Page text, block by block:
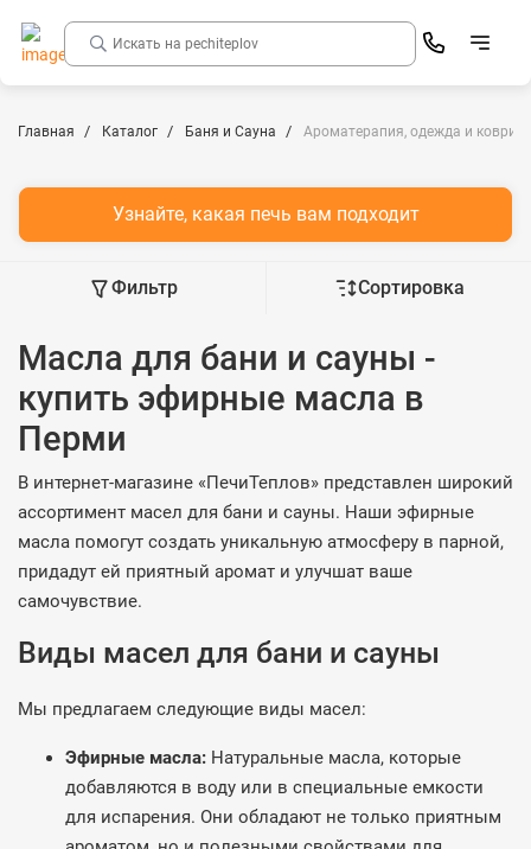
Главная Каталог Баня и Сауна Ароматерапия, одежда и
Узнайте, какая печь вам подходит
Фильтр Сортировка
Масла для бани и сауны -
купить эфирные масла в
Перми
В интернет-магазине «ПечиТеплов» представлен широкий
ассортимент масел для бани и сауны. Наши эфирные
масла помогут создать уникальную атмосферу в парной,
придадут ей приятный аромат и улучшат ваше
самочувствие.
Виды масел для бани и сауны
Мы предлагаем следующие виды масел:
Эфирные масла: Натуральные масла, которые
добавляются в воду или в специальные емкости
для испарения. Они обладают не только приятным